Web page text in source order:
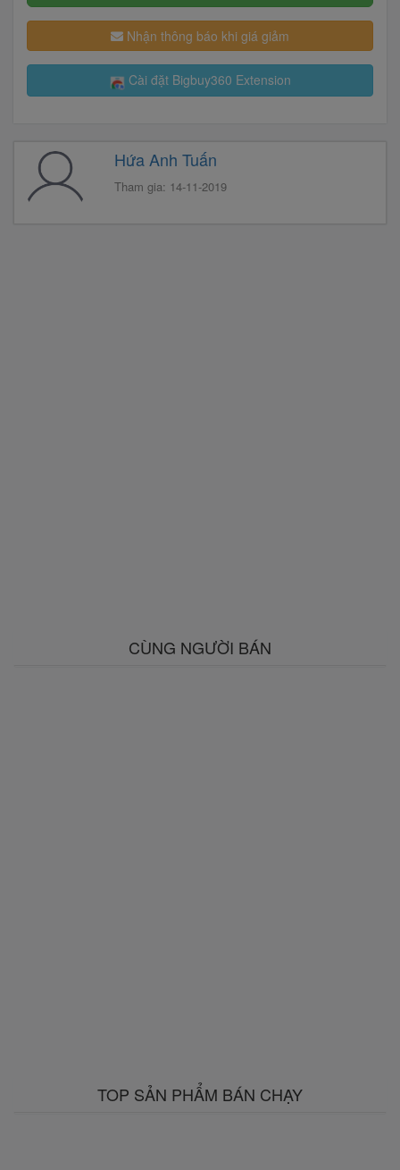
Nhận thông báo khi giá giảm
Cài đặt Bigbuy360 Extension
Hứa Anh Tuấn
Tham gia: 14-11-2019
CÙNG NGƯỜI BÁN
TOP SẢN PHẨM BÁN CHẠY